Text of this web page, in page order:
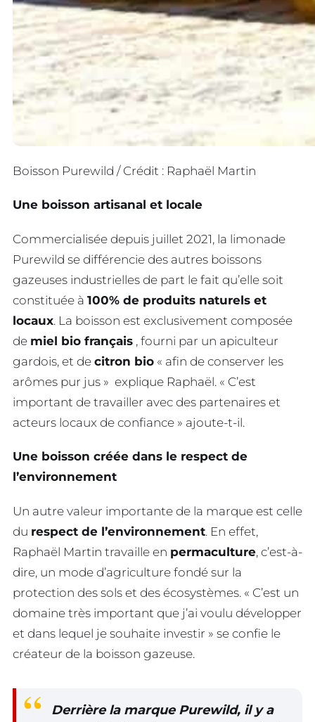
Boisson Purewild / Crédit : Raphaël Martin
Une boisson artisanal et locale
Commercialisée depuis juillet 2021, la limonade
Purewild se différencie des autres boissons
gazeuses industrielles de part le fait qu’elle soit
constituée à 100% de produits naturels et
locaux. La boisson est exclusivement composée
de miel bio français , fourni par un apiculteur
gardois, et de citron bio « afin de conserver les
arômes pur jus » explique Raphaël. « C’est
important de travailler avec des partenaires et
acteurs locaux de confiance » ajoute-t-il.
Une boisson créée dans le respect de
l’environnement
Un autre valeur importante de la marque est celle
du respect de l’environnement. En effet,
Raphaël Martin travaille en permaculture, c’est-à-
dire, un mode d’agriculture fondé sur la
protection des sols et des écosystèmes. « C’est un
domaine très important que j’ai voulu développer
et dans lequel je souhaite investir » se confie le
créateur de la boisson gazeuse.
Derrière la marque Purewild, il y a